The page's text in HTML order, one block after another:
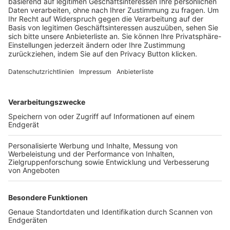
Trainerbörse
Login SpielPlus
FOLGE DEM BFV
TOP-VEREINE
TOP-PARTNER